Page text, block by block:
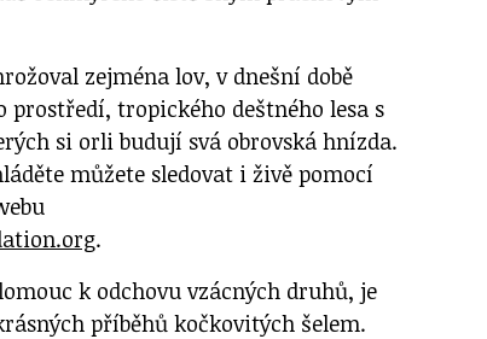
zejména lov, v dnešní době
prostředí, tropického deštného lesa s
si orli budují svá obrovská hnízda.
můžete sledovat i živě pomocí
.
k odchovu vzácných druhů, je
příběhů kočkovitých šelem.